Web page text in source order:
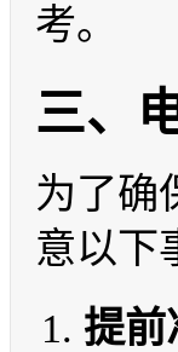
考。
三、
为了确
意以下
提前